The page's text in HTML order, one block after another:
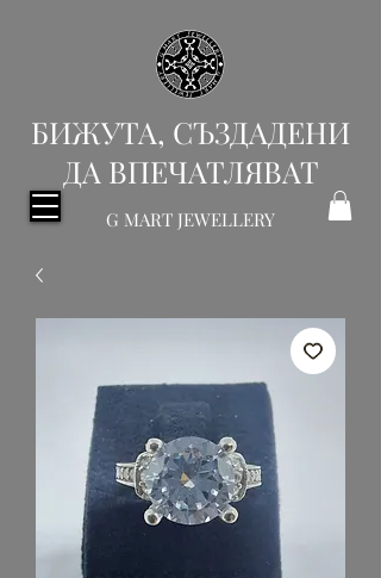
БИЖУТА, СЪЗДАДЕНИ
ДА ВПЕЧАТЛЯВАТ
G MART JEWELLERY